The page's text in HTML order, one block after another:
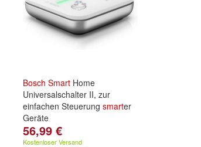
Bosch Smart Home
Universalschalter II, zur
einfachen Steuerung smarter
Geräte
56,99 €
Kostenloser Versand